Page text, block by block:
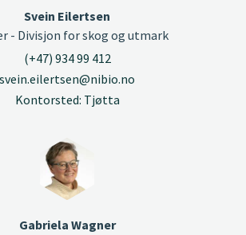
Svein Eilertsen
- Divisjon for skog og utmark
(+47) 934 99 412
svein.eilertsen@nibio.no
Kontorsted: Tjøtta
Gabriela Wagner